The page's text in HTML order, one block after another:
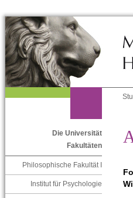
Die Universität
Fakultäten
Philosophische Fakultät I
Institut für Psychologie